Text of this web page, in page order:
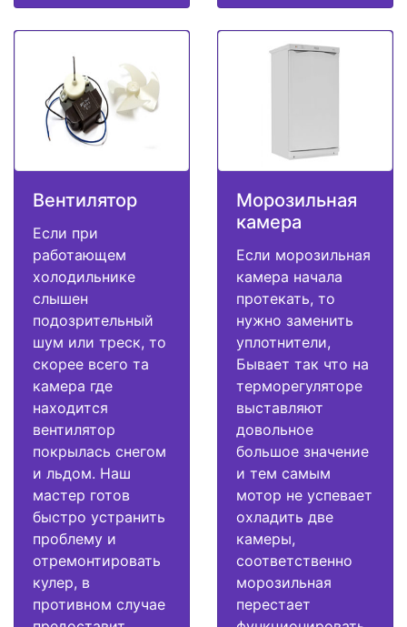
Вентилятор
Если при
работающем
холодильнике
слышен
подозрительный
шум или треск, то
скорее всего та
камера где
находится
вентилятор
покрылась снегом
и льдом. Наш
мастер готов
быстро устранить
проблему и
отремонтировать
кулер, в
противном случае
Морозильная
камера
Если морозильная
камера начала
протекать, то
нужно заменить
уплотнители,
Бывает так что на
терморегуляторе
выставляют
довольное
большое значение
и тем самым
мотор не успевает
охладить две
камеры,
соответственно
морозильная
перестает